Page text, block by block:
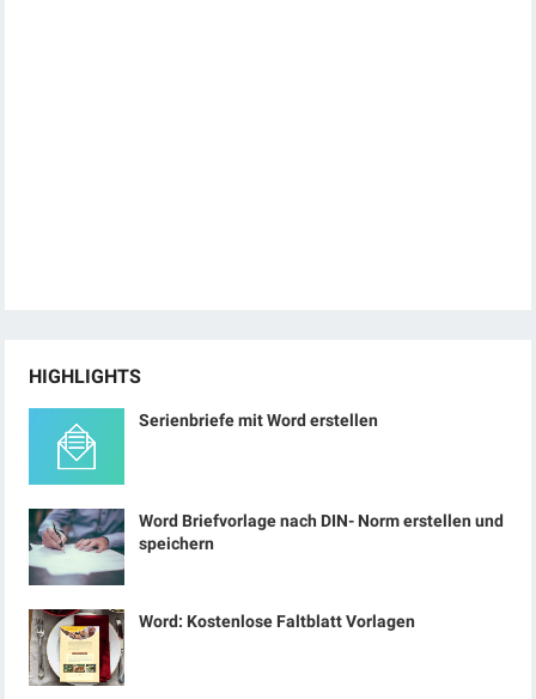
HIGHLIGHTS
Serienbriefe mit Word erstellen
Word Briefvorlage nach DIN- Norm erstellen und
speichern
Word: Kostenlose Faltblatt Vorlagen